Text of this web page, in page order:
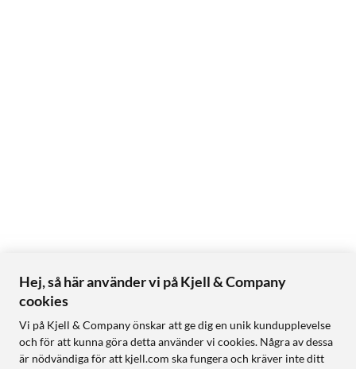
Hej, så här använder vi på Kjell & Company
cookies
Vi på Kjell & Company önskar att ge dig en unik kundupplevelse
och för att kunna göra detta använder vi cookies. Några av dessa
är nödvändiga för att kjell.com ska fungera och kräver inte ditt